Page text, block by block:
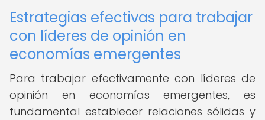
Estrategias efectivas para trabajar
con líderes de opinión en
economías emergentes
Para trabajar efectivamente con líderes de
opinión en economías emergentes, es
fundamental establecer relaciones sólidas y